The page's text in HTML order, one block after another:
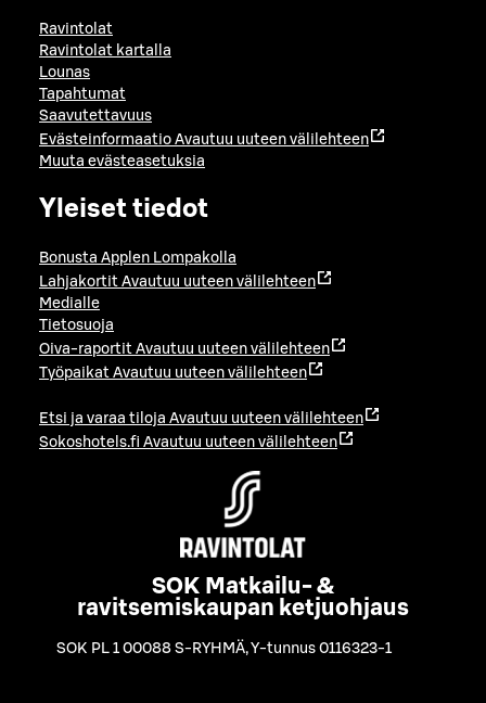
Ravintolat
Ravintolat kartalla
Lounas
Tapahtumat
Saavutettavuus
Evästeinformaatio Avautuu uuteen välilehteen
Muuta evästeasetuksia
Yleiset tiedot
Bonusta Applen Lompakolla
Lahjakortit Avautuu uuteen välilehteen
Medialle
Tietosuoja
Oiva-raportit Avautuu uuteen välilehteen
Työpaikat Avautuu uuteen välilehteen
Etsi ja varaa tiloja Avautuu uuteen välilehteen
Sokoshotels.fi Avautuu uuteen välilehteen
SOK Matkailu- &
ravitsemiskaupan ketjuohjaus
SOK PL 1 00088 S-RYHMÄ,Y-tunnus 0116323-1